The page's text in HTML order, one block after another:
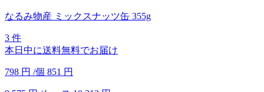
なるみ物産 ミックスナッツ缶 355g
3 件
本日中に送料無料でお届け
798 円 /個 851 円